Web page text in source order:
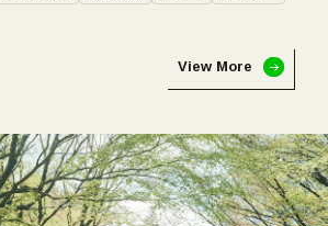
View More